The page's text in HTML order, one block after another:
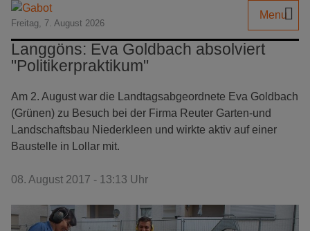
Freitag, 7. August 2026
Menu
Langgöns: Eva Goldbach absolviert
"Politikerpraktikum"
Am 2. August war die Landtagsabgeordnete Eva Goldbach
(Grünen) zu Besuch bei der Firma Reuter Garten-und
Landschaftsbau Niederkleen und wirkte aktiv auf einer
Baustelle in Lollar mit.
08. August 2017 - 13:13 Uhr